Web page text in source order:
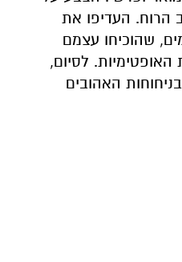
הרוח. העדיפו את
שהוכיחו עצמם
לסיום,
האהובים